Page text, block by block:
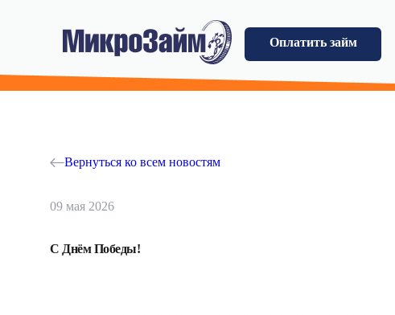
Оплатить займ
Вернуться ко всем новостям
09 мая 2026
С Днём Победы!